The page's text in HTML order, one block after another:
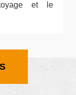
et le